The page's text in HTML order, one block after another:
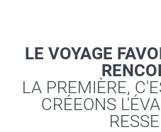
LE VOYAGE
LA PREMIÈRE,
CRÉEONS